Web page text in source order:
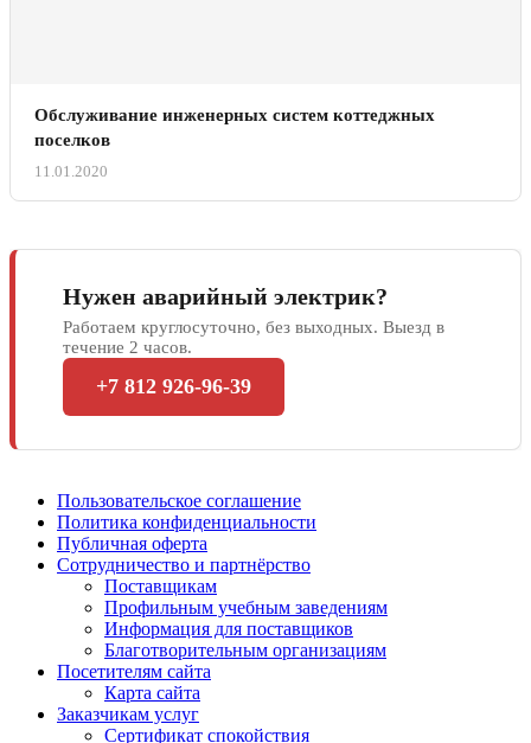
Обслуживание инженерных систем коттеджных
поселков
11.01.2020
Нужен аварийный электрик?
Работаем круглосуточно, без выходных. Выезд в
течение 2 часов.
+7 812 926-96-39
Пользовательское соглашение
Политика конфиденциальности
Публичная оферта
Сотрудничество и партнёрство
Поставщикам
Профильным учебным заведениям
Информация для поставщиков
Благотворительным организациям
Посетителям сайта
Карта сайта
Заказчикам услуг
Сертификат спокойствия